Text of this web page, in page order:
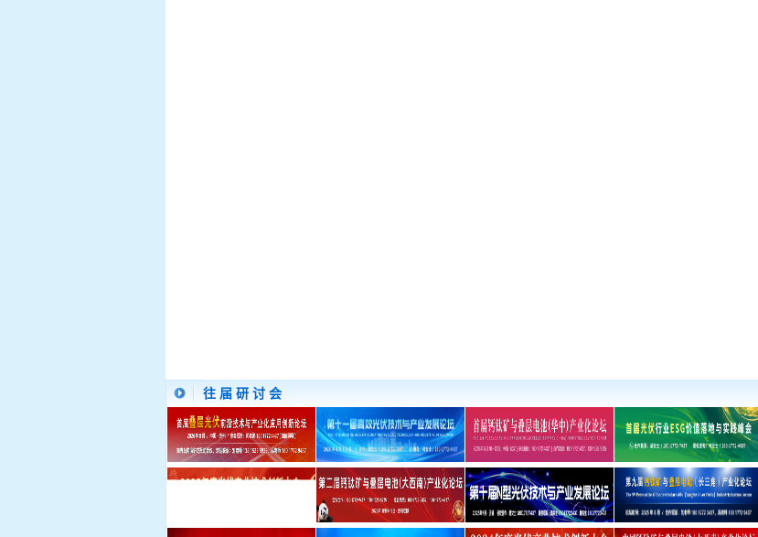
往 届 研 讨 会